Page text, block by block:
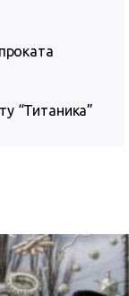
“Титаника”